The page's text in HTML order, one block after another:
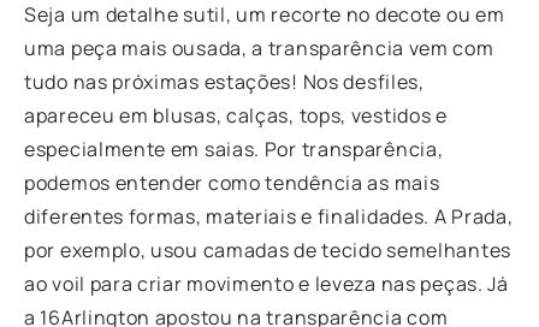
Seja um detalhe sutil, um recorte no decote ou em
uma peça mais ousada, a transparência vem com
tudo nas próximas estações! Nos desfiles,
apareceu em blusas, calças, tops, vestidos e
especialmente em saias. Por transparência,
podemos entender como tendência as mais
diferentes formas, materiais e finalidades. A Prada,
por exemplo, usou camadas de tecido semelhantes
ao voil para criar movimento e leveza nas peças. Já
a 16Arlington apostou na transparência com